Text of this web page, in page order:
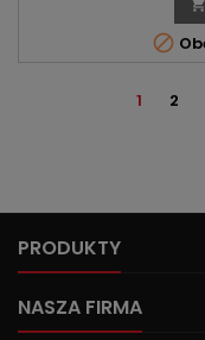


1 2
PRODUKTY
NASZA FIRMA